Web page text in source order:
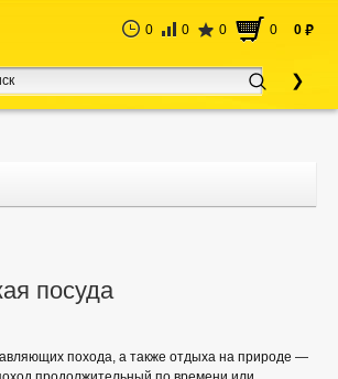
0 0 0 0 0 руб
посуда
похода, а также отдыха на природе —